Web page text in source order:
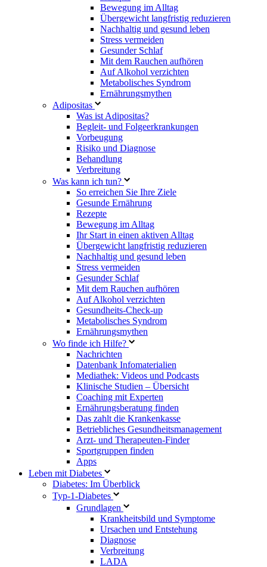
Bewegung im Alltag
Übergewicht langfristig reduzieren
Nachhaltig und gesund leben
Stress vermeiden
Gesunder Schlaf
Mit dem Rauchen aufhören
Auf Alkohol verzichten
Metabolisches Syndrom
Ernährungsmythen
Adipositas
Was ist Adipositas?
Begleit- und Folgeerkrankungen
Vorbeugung
Risiko und Diagnose
Behandlung
Verbreitung
Was kann ich tun?
So erreichen Sie Ihre Ziele
Gesunde Ernährung
Rezepte
Bewegung im Alltag
Ihr Start in einen aktiven Alltag
Übergewicht langfristig reduzieren
Nachhaltig und gesund leben
Stress vermeiden
Gesunder Schlaf
Mit dem Rauchen aufhören
Auf Alkohol verzichten
Gesundheits-Check-up
Metabolisches Syndrom
Ernährungsmythen
Wo finde ich Hilfe?
Nachrichten
Datenbank Infomaterialien
Mediathek: Videos und Podcasts
Klinische Studien – Übersicht
Coaching mit Experten
Ernährungsberatung finden
Das zahlt die Krankenkasse
Betriebliches Gesundheitsmanagement
Arzt- und Therapeuten-Finder
Sportgruppen finden
Apps
Leben mit Diabetes
Diabetes: Im Überblick
Typ-1-Diabetes
Grundlagen
Krankheitsbild und Symptome
Ursachen und Entstehung
Diagnose
Verbreitung
LADA